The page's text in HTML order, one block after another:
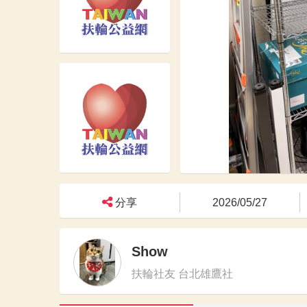
分享 2026/05/27
Show
扶輪社友 台北雄鷹社